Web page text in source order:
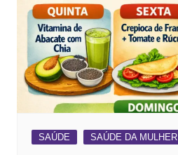
SAÚDE SAÚDE DA MULHER